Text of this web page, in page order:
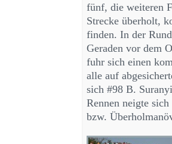
fünf, die weiteren
Strecke überholt,
finden. In der
Geraden vor dem
fuhr sich einen
alle auf
sich #98 B.
Rennen neigte
bzw.